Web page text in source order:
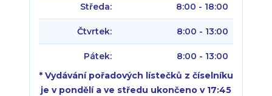
Středa: 8:00 - 18:00
Čtvrtek: 8:00 - 13:00
Pátek:
8:00 - 13:00
* Vydávání pořadových lístečků z číselníku
je v pondělí a ve středu ukončeno v 17:45